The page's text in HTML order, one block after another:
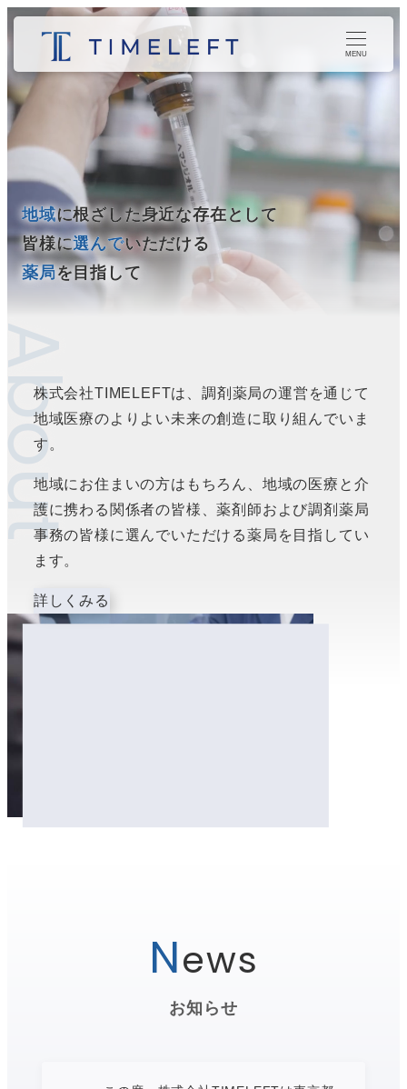
メ
ン
コ
ン
テ
へ
移
MENU
地域に根ざした身近な存在として
皆様に選んでいただける
薬局を目指して
株式会社TIMELEFTは、調剤薬局の運営を通じて
地域医療のよりよい未来の創造に取り組んでいま
す。
地域にお住まいの方はもちろん、地域の医療と介
護に携わる関係者の皆様、薬剤師および調剤薬局
事務の皆様に選んでいただける薬局を目指してい
ます。
詳しくみる
お知らせ
News